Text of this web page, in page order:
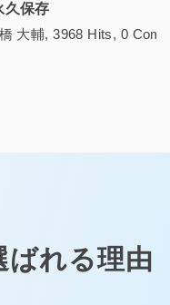
ばれる理由